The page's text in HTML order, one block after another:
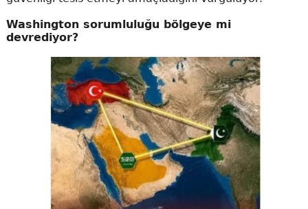
Washington sorumluluğu bölgeye mi
devrediyor?